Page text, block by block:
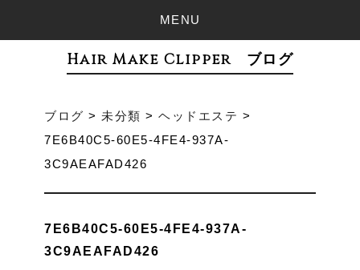
MENU
Hair Make Clipper ブログ
ブログ > 未分類 > ヘッドエステ >
7E6B40C5-60E5-4FE4-937A-
3C9AEAFAD426
7E6B40C5-60E5-4FE4-937A-
3C9AEAFAD426